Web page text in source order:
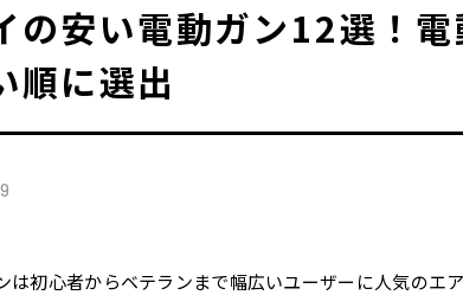
の安い電動ガン12選！
順に選出
は初心者からベテランまで幅広いユーザーに人気のエ